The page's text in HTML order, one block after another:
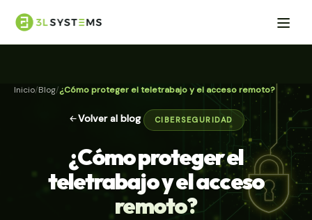
Inicio Blog ¿Cómo proteger el teletrabajo y el acceso remoto?
Volver al blog CIBERSEGURIDAD
¿Cómo proteger el
teletrabajo y el acceso
remoto?